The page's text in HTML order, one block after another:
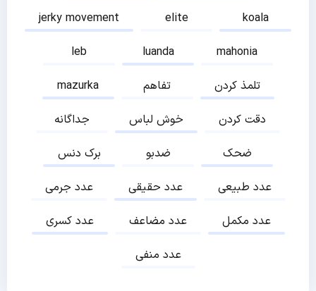
jerky movement
elite
koala
leb
luanda
mahonia
mazurka
تفاهم
تلمذ کردن
جداگانه
خوش لباس
دقت کردن
برک دنس
ضدبو
ضحک
عدد جرمی
عدد حقیقی
عدد طبیعی
عدد کسری
عدد مضاعف
عدد مکمل
عدد منفی